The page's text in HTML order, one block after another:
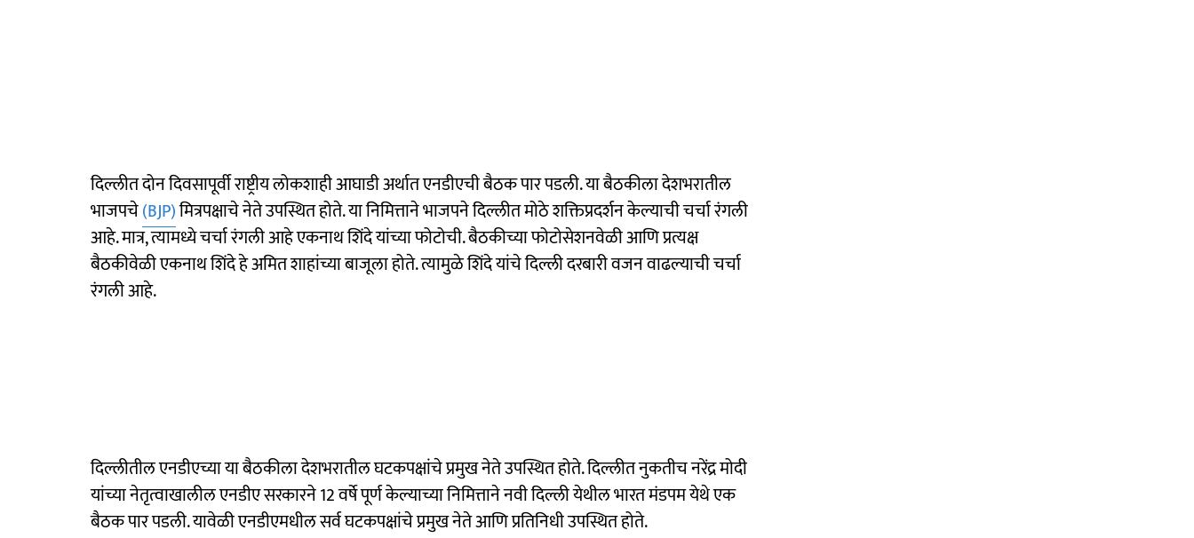
दिल्लीत दोन दिवसापूर्वी राष्ट्रीय लोकशाही आघाडी अर्थात एनडीएची बैठक पार पडली. या बैठकीला देशभरातील
भाजपचे(BJP)मित्रपक्षाचे नेते उपस्थित होते. या निमित्ताने भाजपने दिल्लीत मोठे शक्तिप्रदर्शन केल्याची चर्चा रंगली
आहे. मात्र, त्यामध्ये चर्चा रंगली आहे एकनाथ शिंदे यांच्या फोटोची. बैठकीच्या फोटोसेशनवेळी आणि प्रत्यक्ष
बैठकीवेळी एकनाथ शिंदे हे अमित शाहांच्या बाजूला होते. त्यामुळे शिंदे यांचे दिल्ली दरबारी वजन वाढल्याची चर्चा
रंगली आहे.
दिल्लीतील एनडीएच्या या बैठकीला देशभरातील घटकपक्षांचे प्रमुख नेते उपस्थित होते. दिल्लीत नुकतीच नरेंद्र मोदी
यांच्या नेतृत्वाखालील एनडीए सरकारने 12 वर्षे पूर्ण केल्याच्या निमित्ताने नवी दिल्ली येथील भारत मंडपम येथे एक
बैठक पार पडली. यावेळी एनडीएमधील सर्व घटकपक्षांचे प्रमुख नेते आणि प्रतिनिधी उपस्थित होते.